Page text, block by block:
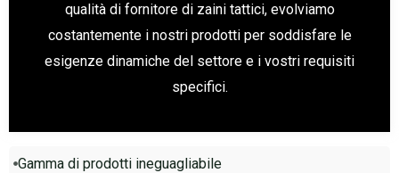
qualità di fornitore di zaini tattici, evolviamo
costantemente i nostri prodotti per soddisfare le
esigenze dinamiche del settore e i vostri requisiti
specifici.
Gamma di prodotti ineguagliabile